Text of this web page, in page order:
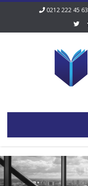
0212 222 45 63